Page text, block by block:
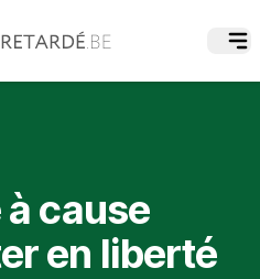
cause
en liberté